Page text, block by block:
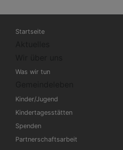
Hauptnavigation
Startseite
Was wir tun
Kinder/Jugend
Kindertagesstätten
Spenden
Partnerschaftsarbeit